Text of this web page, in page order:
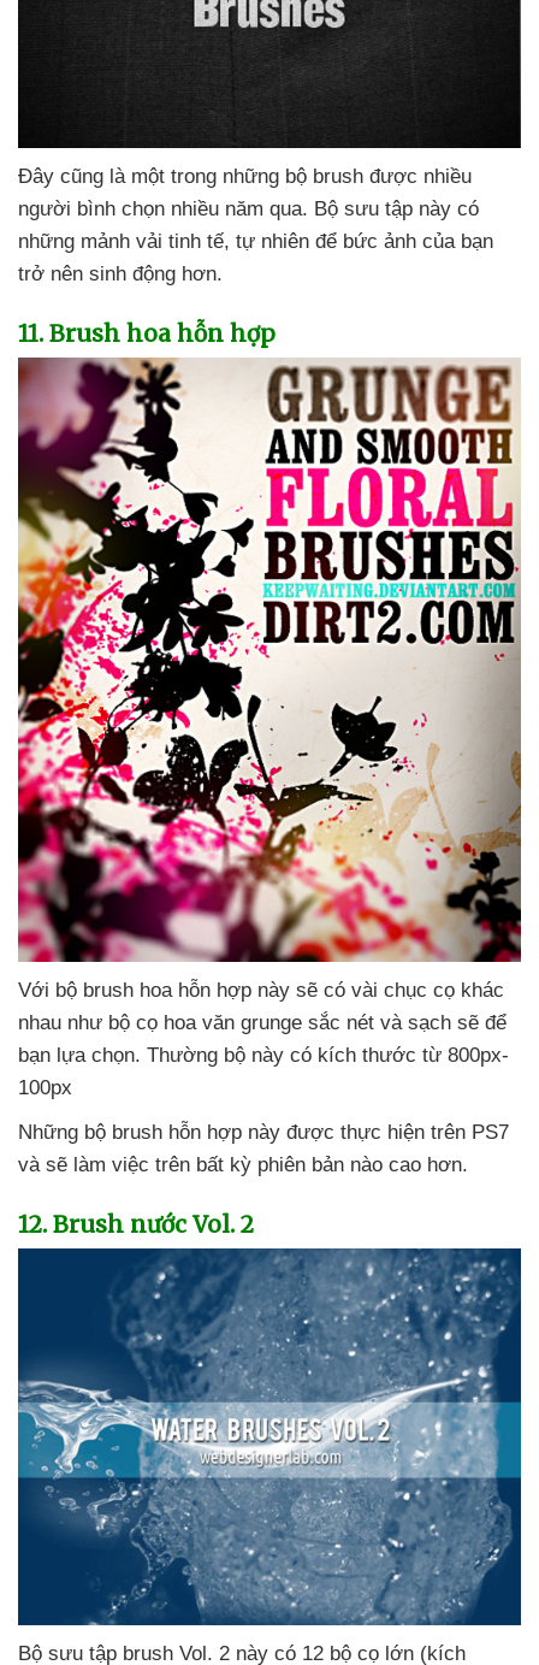
Đây cũng là một trong những bộ brush được nhiều
người bình chọn nhiều năm qua. Bộ sưu tập này có
những mảnh vải tinh tế, tự nhiên để bức ảnh của bạn
trở nên sinh động hơn.
11. Brush hoa hỗn hợp
Với bộ brush hoa hỗn hợp này sẽ có vài chục cọ khác
nhau như bộ cọ hoa văn grunge sắc nét và sạch sẽ để
bạn lựa chọn. Thường bộ này có kích thước từ 800px-
100px
Những bộ brush hỗn hợp này được thực hiện trên PS7
và sẽ làm việc trên bất kỳ phiên bản nào cao hơn.
12. Brush nước Vol. 2
Bộ sưu tập brush Vol. 2 này có 12 bộ cọ lớn (kích